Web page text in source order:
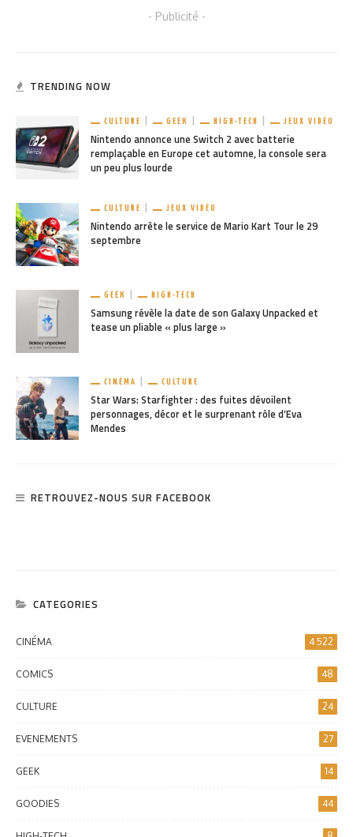
- Publicité -
TRENDING NOW
CULTURE GEEK HIGH-TECH JEUX VIDÉO
Nintendo annonce une Switch 2 avec batterie
remplaçable en Europe cet automne, la console sera
un peu plus lourde
CULTURE JEUX VIDÉO
Nintendo arrête le service de Mario Kart Tour le 29
septembre
GEEK HIGH-TECH
Samsung révèle la date de son Galaxy Unpacked et
tease un pliable « plus large »
CINÉMA CULTURE
Star Wars: Starfighter : des fuites dévoilent
personnages, décor et le surprenant rôle d’Eva
Mendes
RETROUVEZ-NOUS SUR FACEBOOK
CATEGORIES
CINÉMA 4 522
COMICS 48
CULTURE 24
EVENEMENTS 27
GEEK 14
GOODIES 44